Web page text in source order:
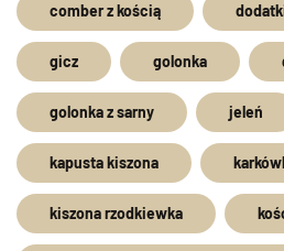
comber z kością
gicz golonka
golonka z sarny jeleń
kapusta kiszona
kiszona rzodkiewka